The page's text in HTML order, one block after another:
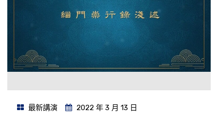
最新講演 2022 年 3 月 13 日